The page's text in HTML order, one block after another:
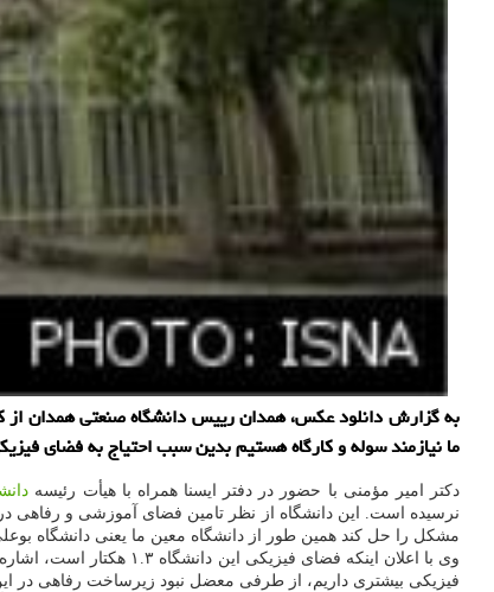
به گزارش دانلود عکس، همدان رییس دانشگاه صنعتی همدان از
ما نیازمند سوله و کارگاه هستیم بدین سبب احتیاج به فضای
دکتر امیر مؤمنی با حضور در دفتر ایسنا همراه با هیأت رئیسه
نرسیده است. این دانشگاه از نظر تامین فضای آموزشی و رفاهی
مشکل را حل کند همین طور از دانشگاه معین ما یعنی دانشگاه
وی با اعلان اینکه
فیزیکی بیشتری داریم، از طرفی معضل نبود زیرساخت رفاهی در